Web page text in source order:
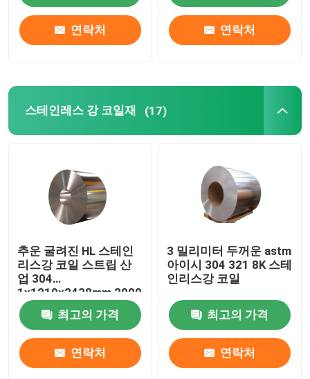
연락처 연락처
스테인레스 강 코일재 (17)
추운 굴려진 HL 스테인
리스강 코일 스트립 산
업 304
1x1219x2438mm 2000
밀리미터
최고의 가격
연락처
3 밀리미터 두꺼운 astm
아이시 304 321 8K 스테
인리스강 코일
최고의 가격
연락처